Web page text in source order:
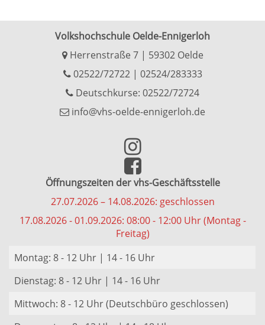
Volkshochschule Oelde-Ennigerloh
Herrenstraße 7 | 59302 Oelde
02522/72722| 02524/283333
Deutschkurse: 02522/72724
info@vhs-oelde-ennigerloh.de
Öffnungszeiten der vhs-Geschäftsstelle
27.07.2026 – 14.08.2026: geschlossen
17.08.2026 - 01.09.2026: 08:00 - 12:00 Uhr (Montag -
Freitag)
Montag: 8 - 12 Uhr | 14 - 16 Uhr
Dienstag: 8 - 12 Uhr | 14 - 16 Uhr
Mittwoch: 8 - 12 Uhr (Deutschbüro geschlossen)